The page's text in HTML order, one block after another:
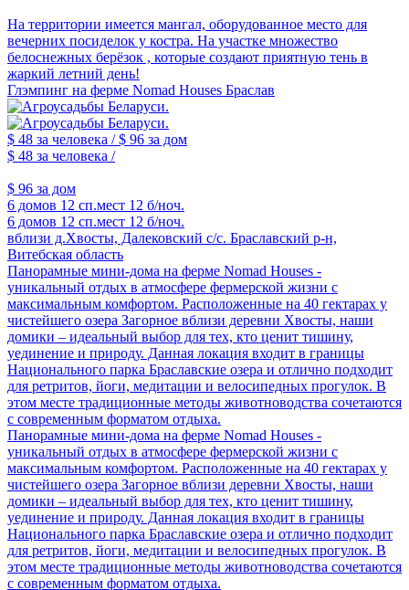
На территории имеется мангал, оборудованное место для
вечерних посиделок у костра. На участке множество
белоснежных берёзок , которые создают приятную тень в
жаркий летний день!
Глэмпинг на ферме Nomad Houses Браслав
$ 48 за человека /$ 96 за дом
$ 48 за человека /
$ 96 за дом
6 домов 12 сп.мест 12 б/ноч.
6 домов 12 сп.мест 12 б/ноч.
вблизи д.Хвосты, Далековский с/с. Браславский р-н,
Витебская область
Панорамные мини-дома на ферме Nomad Houses -
уникальный отдых в атмосфере фермерской жизни с
максимальным комфортом. Расположенные на 40 гектарах у
чистейшего озера Загорное вблизи деревни Хвосты, наши
домики – идеальный выбор для тех, кто ценит тишину,
уединение и природу. Данная локация входит в границы
Национального парка Браславские озера и отлично подходит
для ретритов, йоги, медитации и велосипедных прогулок. В
этом месте традиционные методы животноводства сочетаются
с современным форматом отдыха.
Панорамные мини-дома на ферме Nomad Houses -
уникальный отдых в атмосфере фермерской жизни с
максимальным комфортом. Расположенные на 40 гектарах у
чистейшего озера Загорное вблизи деревни Хвосты, наши
домики – идеальный выбор для тех, кто ценит тишину,
уединение и природу. Данная локация входит в границы
Национального парка Браславские озера и отлично подходит
для ретритов, йоги, медитации и велосипедных прогулок. В
этом месте традиционные методы животноводства сочетаются
с современным форматом отдыха.